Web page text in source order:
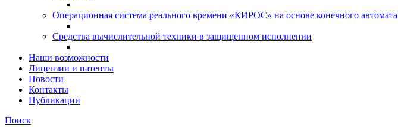
Операционная система реального времени «КИРОС» на основе конечного автомата
Средства вычислительной техники в защищенном исполнении
Наши возможности
Лицензии и патенты
Новости
Контакты
Публикации
Поиск